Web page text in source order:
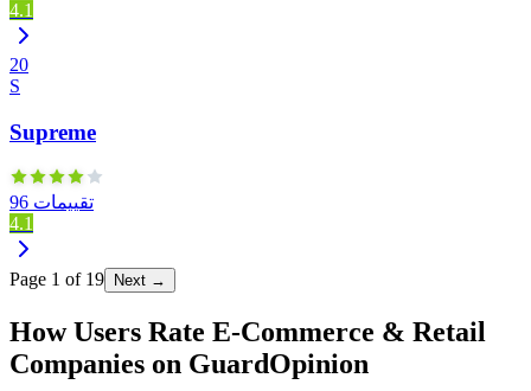
4.1
20
S
Supreme
96 تقييمات
4.1
Page 1 of 19 Next →
How Users Rate E-Commerce & Retail
Companies on GuardOpinion